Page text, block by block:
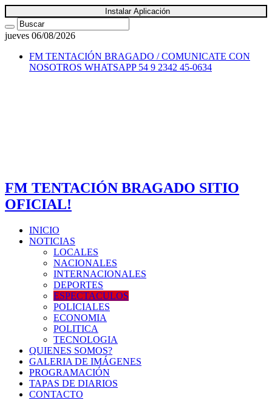
Instalar Aplicación
jueves 06/08/2026
FM TENTACIÓN BRAGADO / COMUNICATE CON
NOSOTROS WHATSAPP 54 9 2342 45-0634
FM TENTACIÓN BRAGADO SITIO
OFICIAL!
INICIO
NOTICIAS
LOCALES
NACIONALES
INTERNACIONALES
DEPORTES
ESPECTACULOS
POLICIALES
ECONOMIA
POLITICA
TECNOLOGIA
QUIENES SOMOS?
GALERIA DE IMÁGENES
PROGRAMACIÓN
TAPAS DE DIARIOS
CONTACTO